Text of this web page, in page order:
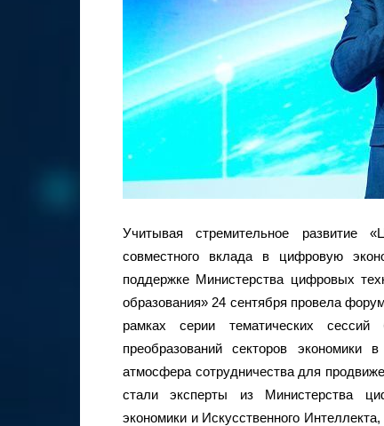
Учитывая стремительное развитие
совместного вклада в цифровую
поддержке Министерства цифровых
образования» 24 сентября провела
рамках серии тематических
преобразований секторов экономики
атмосфера сотрудничества для
стали эксперты из Министерства
экономики и Искусственного